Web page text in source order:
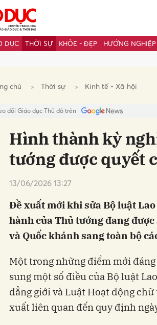
DỤC THỜI SỰ KHỎE - ĐẸP HƯỚNG NGHIỆP
chủ Thời sự Kinh tế - Xã hội
dõi Giáo dục Thủ đô trên
Hình thành kỳ
tướng được quyết
13/06/2026 13:27
Đề xuất mới khi sửa Bộ luật
hành của Thủ tướng đang
và Quốc khánh sang toàn bộ
Một trong những điểm mới
sung một số điều của Bộ luật
đẳng giới và Luật Hoạt động
xuất liên quan đến quy định
Gửi bình